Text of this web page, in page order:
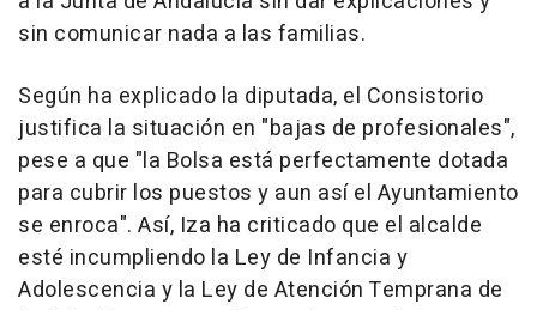
sin comunicar nada a las familias.
Según ha explicado la diputada, el Consistorio
justifica la situación en "bajas de profesionales",
pese a que "la Bolsa está perfectamente dotada
para cubrir los puestos y aun así el Ayuntamiento
se enroca". Así, Iza ha criticado que el alcalde
esté incumpliendo la Ley de Infancia y
Adolescencia y la Ley de Atención Temprana de